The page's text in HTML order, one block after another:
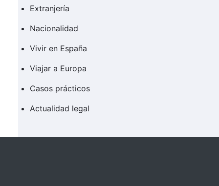
Extranjería
Nacionalidad
Vivir en España
Viajar a Europa
Casos prácticos
Actualidad legal